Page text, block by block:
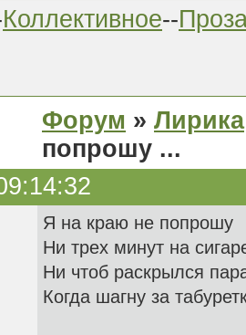
Коллективное--
Форум » Лирика
попрошу ...
Я на краю не попрошу
Ни трех минут на
Ни чтоб раскрылся
Когда шагну за